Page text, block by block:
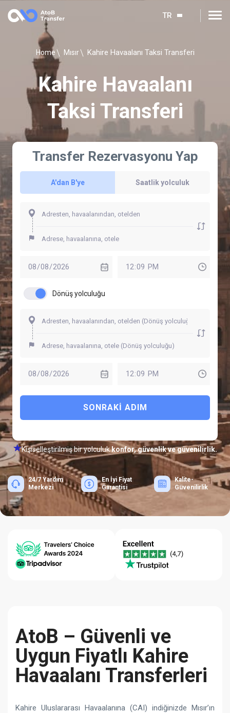
TR
Home Mısır Kahire Havaalanı Taksi Transferi
Kahire Havaalanı
Taksi Transferi
Transfer Rezervasyonu Yap
A'dan B'ye Saatlik yolculuk
Dönüş yolculuğu
SONRAKI ADIM
Kişiselleştirilmiş bir yolculukkonfor, güvenlik ve güvenilirlik.
24/7 Yardım
Merkezi
En İyi Fiyat
Garantisi
Kalite-
Güvenilirlik
AtoB – Güvenli ve
Uygun Fiyatlı Kahire
Havaalanı Transferleri
Kahire Uluslararası Havaalanına (CAI) indiğinizde Mısır’ın